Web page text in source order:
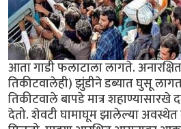
आता गाडी फलाटाला लागते.
तिकीटवालेही) झुंडीने डब्यात घुसू
तिकीटवाले बापडे मात्र
देतो. शेवटी घामाघूम झालेल्या अवस्थेत